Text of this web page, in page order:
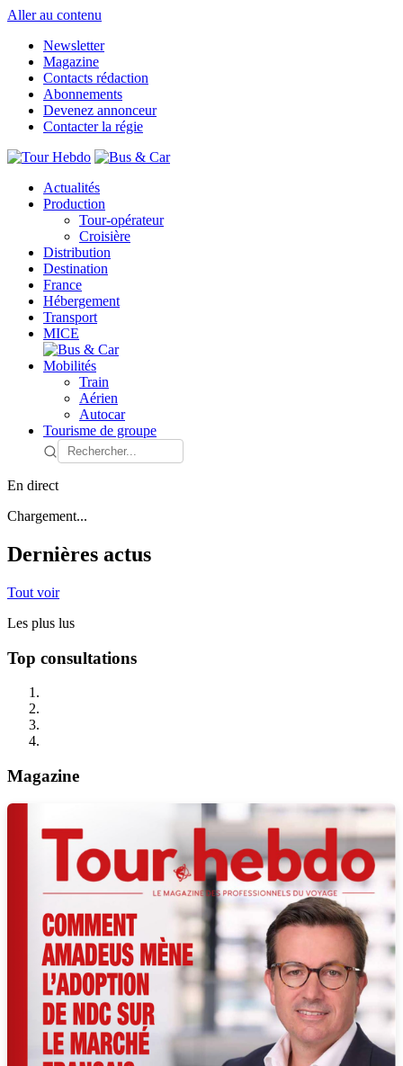
Aller au contenu
Newsletter
Magazine
Contacts rédaction
Abonnements
Devenez annonceur
Contacter la régie
Actualités
Production
Tour-opérateur
Croisière
Distribution
Destination
France
Hébergement
Transport
MICE
Mobilités
Train
Aérien
Autocar
Tourisme de groupe
En direct
Chargement...
Dernières actus
Tout voir
Les plus lus
Top consultations
Magazine